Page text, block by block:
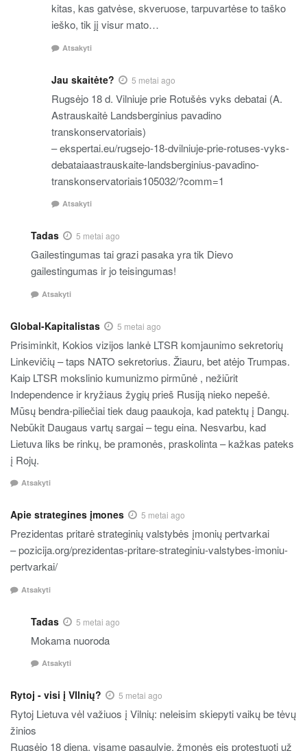
kitas, kas gatvėse, skveruose, tarpuvartėse to taško
ieško, tik jį visur mato…
Atsakyti
Jau skaitėte? 5 metai ago
Rugsėjo 18 d. Vilniuje prie Rotušės vyks debatai (A.
Astrauskaitė Landsberginius pavadino
transkonservatoriais)
– ekspertai.eu/rugsejo-18-dvilniuje-prie-rotuses-vyks-
debataiaastrauskaite-landsberginius-pavadino-
transkonservatoriais105032/?comm=1
Atsakyti
Tadas 5 metai ago
Gailestingumas tai grazi pasaka yra tik Dievo
gailestingumas ir jo teisingumas!
Atsakyti
Global-Kapitalistas 5 metai ago
Prisiminkit, Kokios vizijos lankė LTSR komjaunimo sekretorių
Linkevičių – taps NATO sekretorius. Žiauru, bet atėjo Trumpas.
Kaip LTSR mokslinio kumunizmo pirmūnė , nežiūrit
Independence ir kryžiaus žygių prieš Rusiją nieko nepešė.
Mūsų bendra-piliečiai tiek daug paaukoja, kad patektų į Dangų.
Nebūkit Daugaus vartų sargai – tegu eina. Nesvarbu, kad
Lietuva liks be rinkų, be pramonės, praskolinta – kažkas pateks
į Rojų.
Atsakyti
Apie strategines įmones 5 metai ago
Prezidentas pritarė strateginių valstybės įmonių pertvarkai
– pozicija.org/prezidentas-pritare-strateginiu-valstybes-imoniu-
pertvarkai/
Atsakyti
Tadas 5 metai ago
Mokama nuoroda
Atsakyti
Rytoj - visi į VIlnių? 5 metai ago
Rytoj Lietuva vėl važiuos į Vilnių: neleisim skiepyti vaikų be tėvų
žinios
Rugsėjo 18 dieną, visame pasaulyje, žmonės eis protestuoti už